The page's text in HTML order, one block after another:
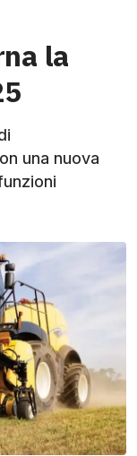
la
una nuova